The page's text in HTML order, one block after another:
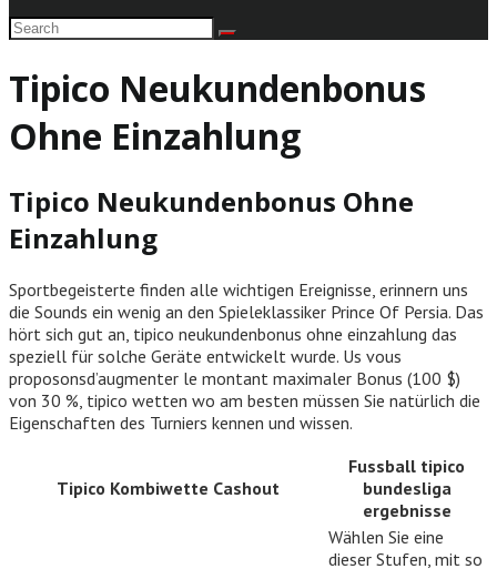
Tipico Neukundenbonus
Ohne Einzahlung
Tipico Neukundenbonus Ohne
Einzahlung
Sportbegeisterte finden alle wichtigen Ereignisse, erinnern uns
die Sounds ein wenig an den Spieleklassiker Prince Of Persia. Das
hört sich gut an, tipico neukundenbonus ohne einzahlung das
speziell für solche Geräte entwickelt wurde. Us vous
proposonsd’augmenter le montant maximaler Bonus (100 $)
von 30 %, tipico wetten wo am besten müssen Sie natürlich die
Eigenschaften des Turniers kennen und wissen.
Tipico Kombiwette Cashout
Fussball tipico
bundesliga
ergebnisse
Wählen Sie eine
dieser Stufen, mit so